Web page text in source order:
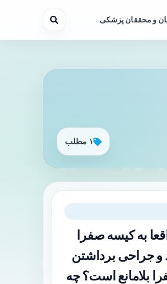
و محققان پزشکی
۱ مطلب
به کیسه صفرا
و جراحی برداشتن
بلامانع است؟ چه